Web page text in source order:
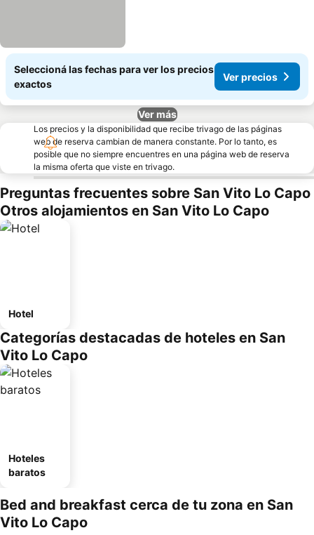
Seleccioná las fechas para ver los precios
exactos
Ver precios
Ver más
Los precios y la disponibilidad que recibe trivago de las páginas
web de reserva cambian de manera constante. Por lo tanto, es
posible que no siempre encuentres en una página web de reserva
la misma oferta que viste en trivago.
Preguntas frecuentes sobre San Vito Lo Capo
Otros alojamientos en San Vito Lo Capo
Hotel
Categorías destacadas de hoteles en San
Vito Lo Capo
Hoteles
baratos
Bed and breakfast cerca de tu zona en San
Vito Lo Capo